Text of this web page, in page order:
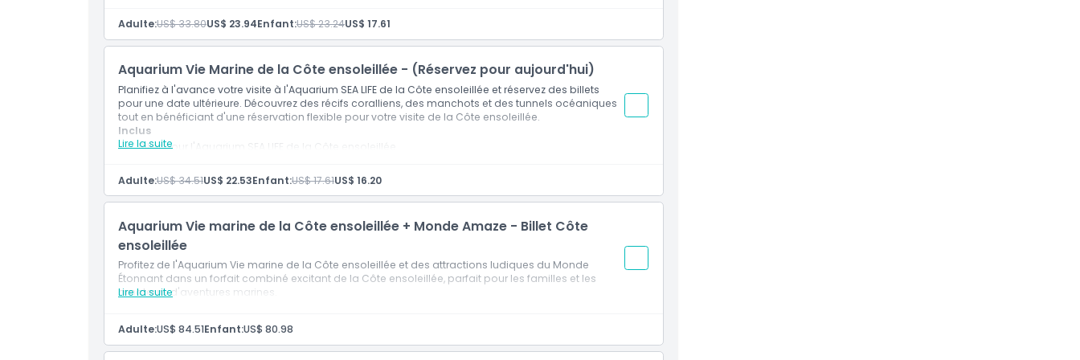
Emplacement
Comment s'y rendre
Politique d'annulation
Adulte:US$ 33.80US$ 23.94Enfant:US$ 23.24US$ 17.61
Aquarium Vie Marine de la Côte ensoleillée - (Réservez pour aujourd'hui)
Planifiez à l'avance votre visite à l'Aquarium SEA LIFE de la Côte ensoleillée et réservez des billets
pour une date ultérieure. Découvrez des récifs coralliens, des manchots et des tunnels océaniques
tout en bénéficiant d'une réservation flexible pour votre visite de la Côte ensoleillée.
Lire la suite
Inclus
Billet pour l'Aquarium SEA LIFE de la Côte ensoleillée
Adulte:US$ 34.51US$ 22.53Enfant:US$ 17.61US$ 16.20
Aquarium Vie marine de la Côte ensoleillée + Monde Amaze - Billet Côte
ensoleillée
Profitez de l'Aquarium Vie marine de la Côte ensoleillée et des attractions ludiques du Monde
Étonnant dans un forfait combiné excitant de la Côte ensoleillée, parfait pour les familles et les
amateurs d'aventures marines.
Lire la suite
Adulte:US$ 84.51Enfant:US$ 80.98